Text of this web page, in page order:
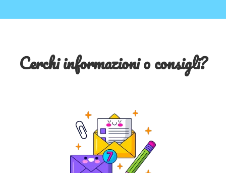
Cerchi informazioni o consigli?